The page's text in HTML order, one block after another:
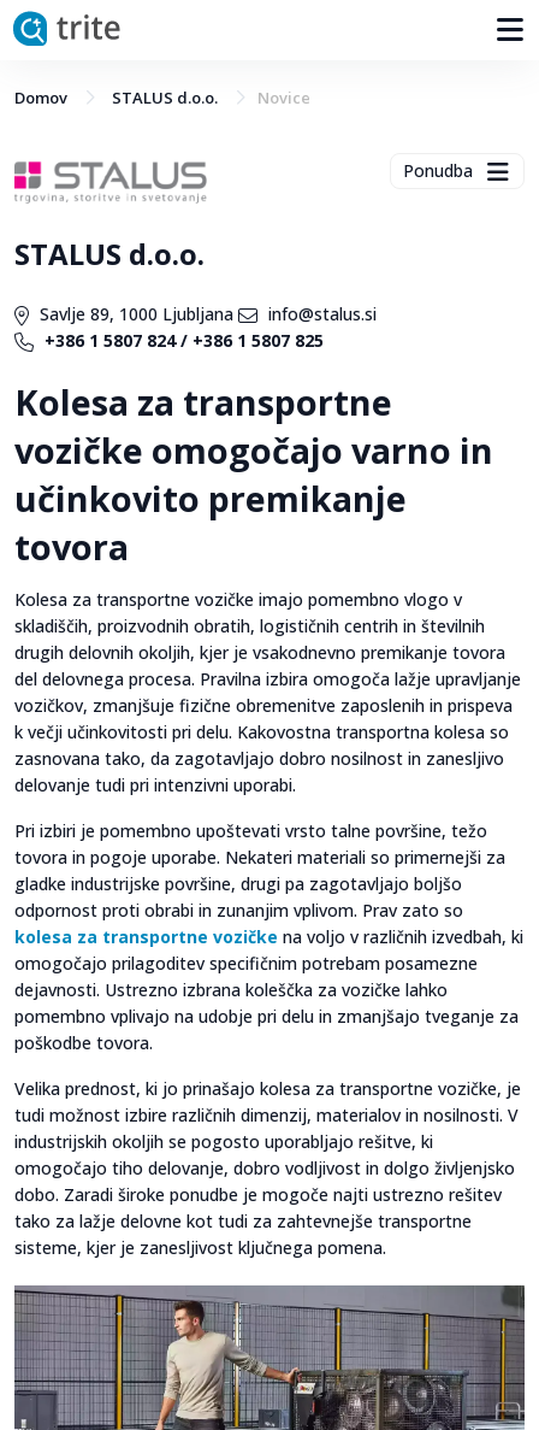
Domov STALUS d.o.o. Novice
Ponudba
STALUS d.o.o.
Savlje 89, 1000 Ljubljana
info@stalus.si
+386 1 5807 824 / +386 1 5807 825
Kolesa za transportne
vozičke omogočajo varno in
učinkovito premikanje
tovora
Kolesa za transportne vozičke imajo pomembno vlogo v
skladiščih, proizvodnih obratih, logističnih centrih in številnih
drugih delovnih okoljih, kjer je vsakodnevno premikanje tovora
del delovnega procesa. Pravilna izbira omogoča lažje upravljanje
vozičkov, zmanjšuje fizične obremenitve zaposlenih in prispeva
k večji učinkovitosti pri delu. Kakovostna transportna kolesa so
zasnovana tako, da zagotavljajo dobro nosilnost in zanesljivo
delovanje tudi pri intenzivni uporabi.
Pri izbiri je pomembno upoštevati vrsto talne površine, težo
tovora in pogoje uporabe. Nekateri materiali so primernejši za
gladke industrijske površine, drugi pa zagotavljajo boljšo
odpornost proti obrabi in zunanjim vplivom. Prav zato so
kolesa za transportne vozičke na voljo v različnih izvedbah, ki
omogočajo prilagoditev specifičnim potrebam posamezne
dejavnosti. Ustrezno izbrana koleščka za vozičke lahko
pomembno vplivajo na udobje pri delu in zmanjšajo tveganje za
poškodbe tovora.
Velika prednost, ki jo prinašajo kolesa za transportne vozičke, je
tudi možnost izbire različnih dimenzij, materialov in nosilnosti. V
industrijskih okoljih se pogosto uporabljajo rešitve, ki
omogočajo tiho delovanje, dobro vodljivost in dolgo življenjsko
dobo. Zaradi široke ponudbe je mogoče najti ustrezno rešitev
tako za lažje delovne kot tudi za zahtevnejše transportne
sisteme, kjer je zanesljivost ključnega pomena.